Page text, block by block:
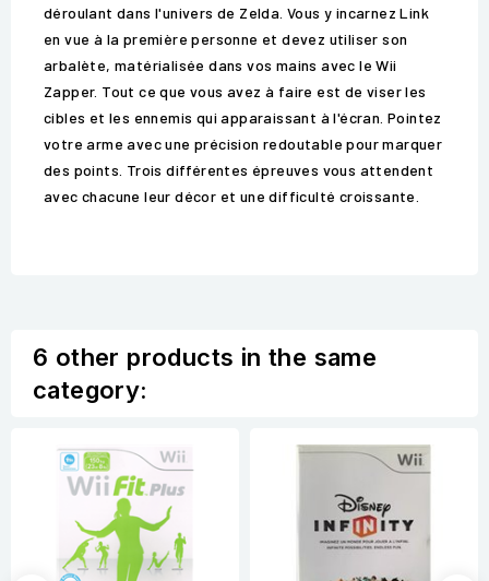
déroulant dans l'univers de Zelda. Vous y incarnez Link
en vue à la première personne et devez utiliser son
arbalète, matérialisée dans vos mains avec le Wii
Zapper. Tout ce que vous avez à faire est de viser les
cibles et les ennemis qui apparaissant à l'écran. Pointez
votre arme avec une précision redoutable pour marquer
des points. Trois différentes épreuves vous attendent
avec chacune leur décor et une difficulté croissante.
6 other products in the same
category: